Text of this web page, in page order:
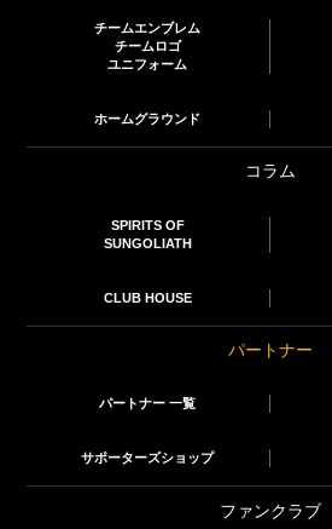
チームエンブレム
チームロゴ
ユニフォーム
ホームグラウンド
コラム
SPIRITS OF
SUNGOLIATH
CLUB HOUSE
パートナー
パートナー 一覧
サポーターズショップ
ファンクラブ